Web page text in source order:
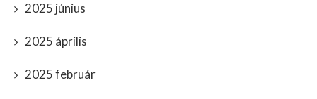
2025 június
2025 április
2025 február